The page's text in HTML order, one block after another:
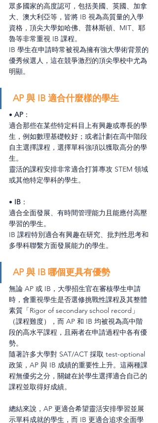
眾多國家的高度認可，包括美國、英國、加拿
大、澳大利亞等，皆將 IB 視為高質量的入學
資格，頂尖大學如哈佛、普林斯頓、MIT、耶
魯等非常重視 IB 課程。
IB 學生在申請時常被視為擁有強大學術背景的
優秀候選人，這在競爭激烈的頂尖學校中尤為
明顯。
AP 與 IB 適合什麼樣的學生
• AP ：
適合那些在某些特定科目上有興趣或專長的學
生，例如數理基礎較好；或者計劃在高中階段
自主選擇課程，選擇單科強項以獲取高分的學
生。
靈活的課程安排非常適合打算專攻 STEM 領域
或其他特定學科的學生。
• IB ：
適合全面發展、有時間管理能力且能應付高壓
學習的學生。
IB 課程特別適合有興趣在研究、批判性思考和
多學科聯繫方面發展能力的學生。
AP 與 IB 哪個更具有優勢
無論 AP 或 IB，大學招生官在審核學生申請
時，會重視學生是否選修挑戰性課程及其整體
素質「Rigor of secondary school record」
（課程難度），而 AP 和 IB 均被視為高中階
段的高水平課程，且兩者在申請過程中各有優
勢。
隨著許多大學對 SAT/ACT 採取 test-optional
政策，AP 與 IB 成績的重要性上升。這兩種課
程無優劣之分，關鍵在於學生選擇適合自己的
課程並取得好成績。
總結來說，AP 更適合希望靈活安排學習並展
示單科成就的學生，而 IB 更適合追求全面學